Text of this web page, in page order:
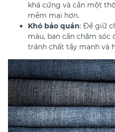
khá cứng và cần một
mềm mại hơn.
Khó bảo quản: Để giữ
màu, bạn cần chăm
tránh chất tẩy mạnh và